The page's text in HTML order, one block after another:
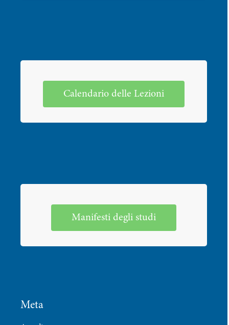
Calendario delle Lezioni
Manifesti degli studi
Meta